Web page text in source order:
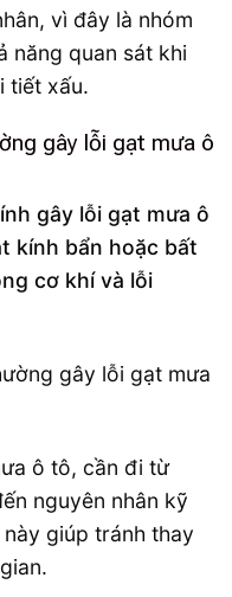
vì đây là nhóm
năng quan sát khi
tiết xấu.
gây lỗi gạt mưa ô
gây lỗi gạt mưa ô
kính bẩn hoặc bất
cơ khí và lỗi
ô tô, cần đi từ
nguyên nhân kỹ
giúp tránh thay